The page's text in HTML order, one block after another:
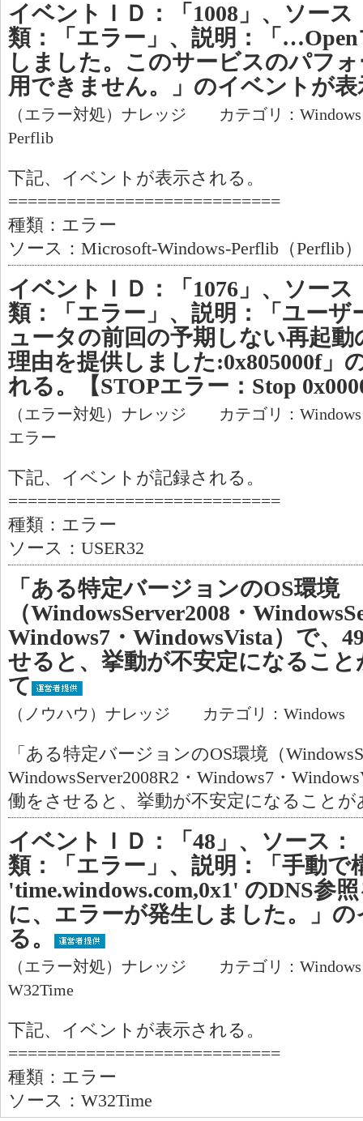
イベントＩＤ：「1008」、ソー
類：「エラー」、説明：「
しました。このサービスのパフ
用できません。」のイベントが
（エラー対処）ナレッジ カテゴリ：
Perflib
下記、イベントが表示される。
============================
種類：エラー
ソース：Microsoft-Windows-Perflib（Perflib）
イベントＩＤ：「1076」、ソース
類：「エラー」、説明：「ユー
ュータの前回の予期しない再起
理由を提供しました:0x805000f」
れる。【STOPエラー：Stop
（エラー対処）ナレッジ カテゴリ：
エラー
下記、イベントが記録される。
============================
種類：エラー
ソース：USER32
「ある特定バージョンのOS環境
（WindowsServer2008・
Windows7・WindowsVista）で、
せると、挙動が不安定になるこ
て
（ノウハウ）ナレッジ カテゴリ：Windows
「ある特定バージョンのOS環境（
WindowsServer2008R2・Windows7・
働をさせると、挙動が不安定になること
イベントＩＤ：「48」、ソース：
類：「エラー」、説明：「手動で
'time.windows.com,0x1' のDNS参
に、エラーが発生しました。」
る。
（エラー対処）ナレッジ カテゴリ：
W32Time
下記、イベントが表示される。
============================
種類：エラー
ソース：W32Time